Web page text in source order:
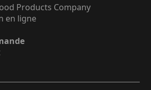
Products Company
en ligne